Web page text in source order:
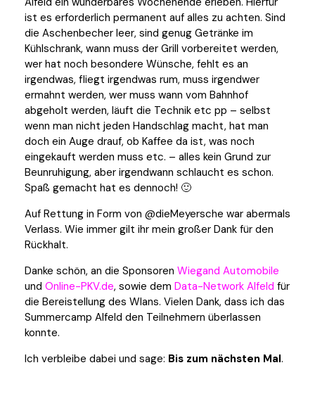
ist es erforderlich permanent auf alles zu achten. Sind
die Aschenbecher leer, sind genug Getränke im
Kühlschrank, wann muss der Grill vorbereitet werden,
wer hat noch besondere Wünsche, fehlt es an
irgendwas, fliegt irgendwas rum, muss irgendwer
ermahnt werden, wer muss wann vom Bahnhof
abgeholt werden, läuft die Technik etc pp – selbst
wenn man nicht jeden Handschlag macht, hat man
doch ein Auge drauf, ob Kaffee da ist, was noch
eingekauft werden muss etc. – alles kein Grund zur
Beunruhigung, aber irgendwann schlaucht es schon.
Spaß gemacht hat es dennoch! 🙂
Auf Rettung in Form von @dieMeyersche war abermals
Verlass. Wie immer gilt ihr mein großer Dank für den
Rückhalt.
Danke schön, an die Sponsoren Wiegand Automobile
und Online-PKV.de, sowie dem Data-Network Alfeld für
die Bereistellung des Wlans. Vielen Dank, dass ich das
Summercamp Alfeld den Teilnehmern überlassen
konnte.
Ich verbleibe dabei und sage: Bis zum nächsten Mal.